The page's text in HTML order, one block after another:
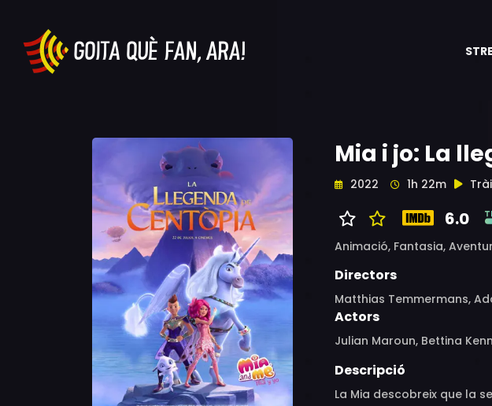
Mia i jo: La
2022 1h 22m
6.0
Animació, Fantasia,
Directors
Matthias Temmermans,
Actors
Julian Maroun, Bettina
Descripció
La Mia descobreix que la